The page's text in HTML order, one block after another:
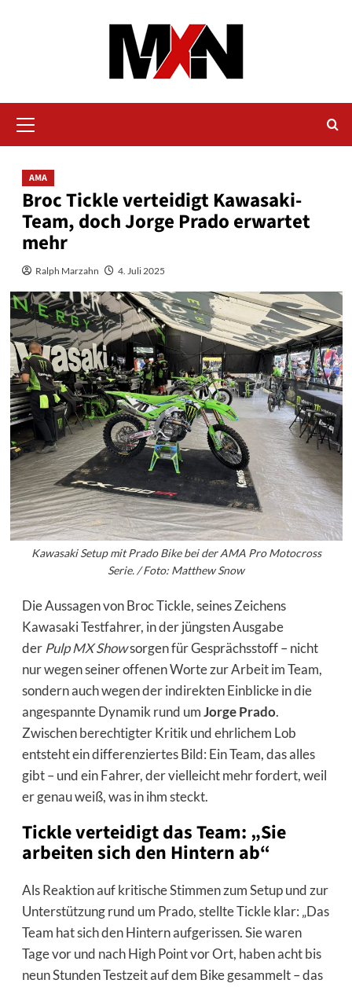
Menü
AMA
Broc Tickle verteidigt Kawasaki-
Team, doch Jorge Prado erwartet
mehr
Ralph Marzahn 4. Juli 2025
Kawasaki Setup mit Prado Bike bei der AMA Pro Motocross
Serie. / Foto: Matthew Snow
Die Aussagen von Broc Tickle, seines Zeichens
Kawasaki Testfahrer, in der jüngsten Ausgabe
derPulp MX Showsorgen für Gesprächsstoff – nicht
nur wegen seiner offenen Worte zur Arbeit im Team,
sondern auch wegen der indirekten Einblicke in die
angespannte Dynamik rund umJorge Prado.
Zwischen berechtigter Kritik und ehrlichem Lob
entsteht ein differenziertes Bild: Ein Team, das alles
gibt – und ein Fahrer, der vielleicht mehr fordert, weil
er genau weiß, was in ihm steckt.
Tickle verteidigt das Team: „Sie
arbeiten sich den Hintern ab“
Als Reaktion auf kritische Stimmen zum Setup und zur
Unterstützung rund um Prado, stellte Tickle klar: „Das
Team hat sich den Hintern aufgerissen. Sie waren
Tage vor und nach High Point vor Ort, haben acht bis
neun Stunden Testzeit auf dem Bike gesammelt – das